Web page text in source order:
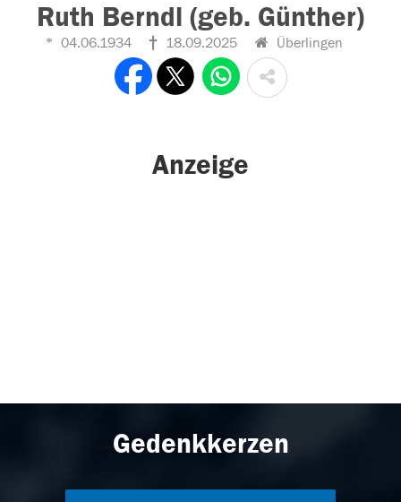
Ruth Berndl (geb. Günther)
04.06.1934 18.09.2025 Überlingen
Anzeige
Gedenkkerzen